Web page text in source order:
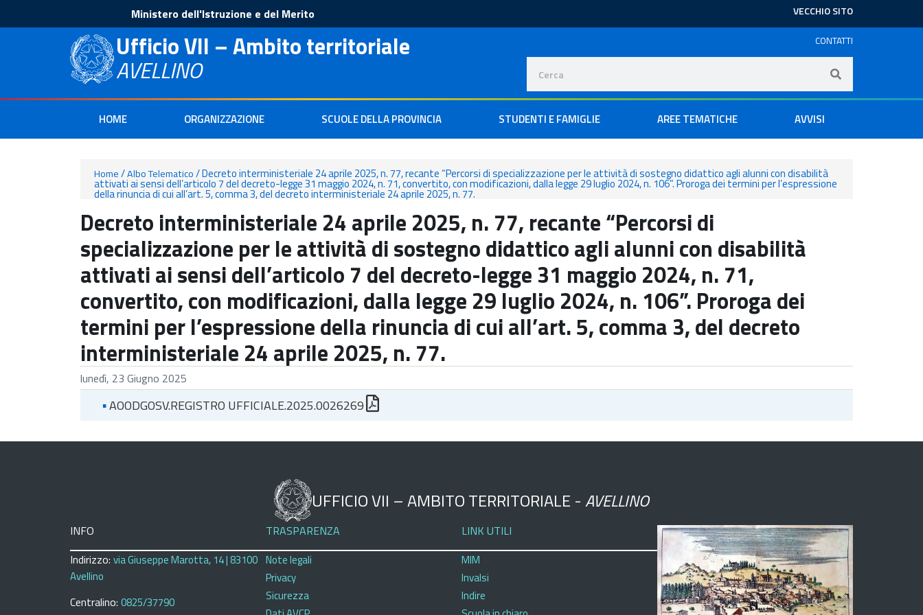
VECCHIO SITO
Ministero dell'Istruzione e del Merito
Ufficio VII – Ambito territoriale
AVELLINO
CONTATTI
HOME ORGANIZZAZIONE SCUOLE DELLA PROVINCIA STUDENTI E FAMIGLIE AREE TEMATICHE AVVISI
Home/Albo Telematico/Decreto interministeriale 24 aprile 2025, n. 77, recante “Percorsi di specializzazione per le attività di sostegno didattico agli alunni con disabilità
attivati ai sensi dell’articolo 7 del decreto-legge 31 maggio 2024, n. 71, convertito, con modificazioni, dalla legge 29 luglio 2024, n. 106”. Proroga dei termini per l’espressione
della rinuncia di cui all’art. 5, comma 3, del decreto interministeriale 24 aprile 2025, n. 77.
Decreto interministeriale 24 aprile 2025, n. 77, recante “Percorsi di
specializzazione per le attività di sostegno didattico agli alunni con disabilità
attivati ai sensi dell’articolo 7 del decreto-legge 31 maggio 2024, n. 71,
convertito, con modificazioni, dalla legge 29 luglio 2024, n. 106”. Proroga dei
termini per l’espressione della rinuncia di cui all’art. 5, comma 3, del decreto
interministeriale 24 aprile 2025, n. 77.
lunedì, 23 Giugno 2025
▪AOODGOSV.REGISTRO UFFICIALE.2025.0026269
UFFICIO VII – AMBITO TERRITORIALE -AVELLINO
INFO
Indirizzo: via Giuseppe Marotta, 14 | 83100
Avellino
Centralino: 0825/37790
TRASPARENZA
Note legali
Privacy
Sicurezza
LINK UTILI
MIM
Invalsi
Indire